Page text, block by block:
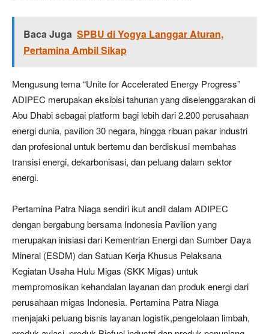
Baca Juga SPBU di Yogya Langgar Aturan,
Pertamina Ambil Sikap
Mengusung tema “Unite for Accelerated Energy Progress”
ADIPEC merupakan eksibisi tahunan yang diselenggarakan di
Abu Dhabi sebagai platform bagi lebih dari 2.200 perusahaan
energi dunia, pavilion 30 negara, hingga ribuan pakar industri
dan profesional untuk bertemu dan berdiskusi membahas
transisi energi, dekarbonisasi, dan peluang dalam sektor
energi.
Pertamina Patra Niaga sendiri ikut andil dalam ADIPEC
dengan bergabung bersama Indonesia Pavilion yang
merupakan inisiasi dari Kementrian Energi dan Sumber Daya
Mineral (ESDM) dan Satuan Kerja Khusus Pelaksana
Kegiatan Usaha Hulu Migas (SKK Migas) untuk
mempromosikan kehandalan layanan dan produk energi dari
perusahaan migas Indonesia. Pertamina Patra Niaga
menjajaki peluang bisnis layanan logistik,pengelolaan limbah,